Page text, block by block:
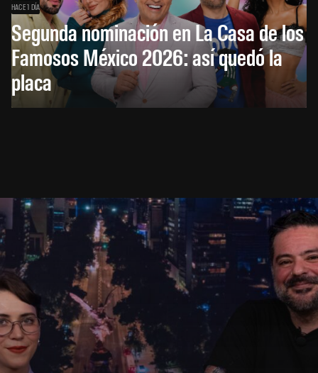
HACE 1 DÍA
Segunda nominación en La Casa de los
Famosos México 2026: así quedó la
placa